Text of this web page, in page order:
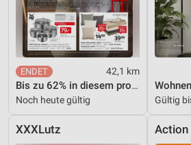
42,1 km
Bis zu 62% in diesem prospekt
Noch heute gültig Gültig
XXXLutz Action
Messung der Werbeleistung
Messung der Performance von
Analyse von Zielgruppen durch
Kombinationen von Daten aus
Entwicklung und Verbesserung der